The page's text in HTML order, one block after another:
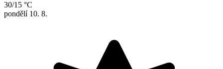
30/15 °C
pondělí 10. 8.